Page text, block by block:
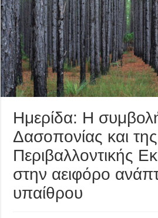
Ημερίδα: Η
Δασοπονίας και της
Περιβαλλοντικής
στην αειφόρο
υπαίθρου